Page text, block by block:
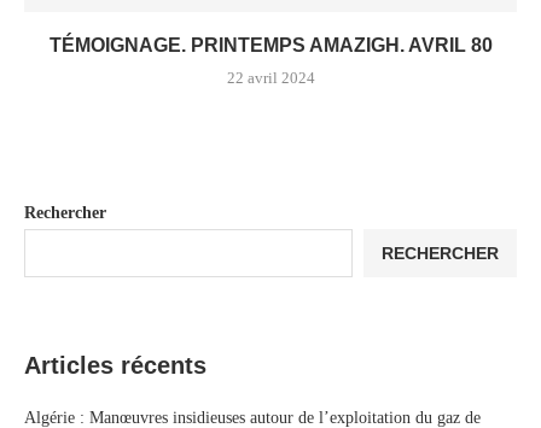
TÉMOIGNAGE. PRINTEMPS AMAZIGH. AVRIL 80
22 avril 2024
Rechercher
RECHERCHER
Articles récents
Algérie : Manœuvres insidieuses autour de l’exploitation du gaz de